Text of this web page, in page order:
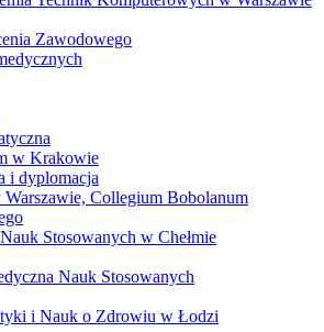
Zawodowego
w Krakowie
i dyplomacja
Collegium Bobolanum
Stosowanych w Chełmie
Nauk Stosowanych
i Nauk o Zdrowiu w Łodzi